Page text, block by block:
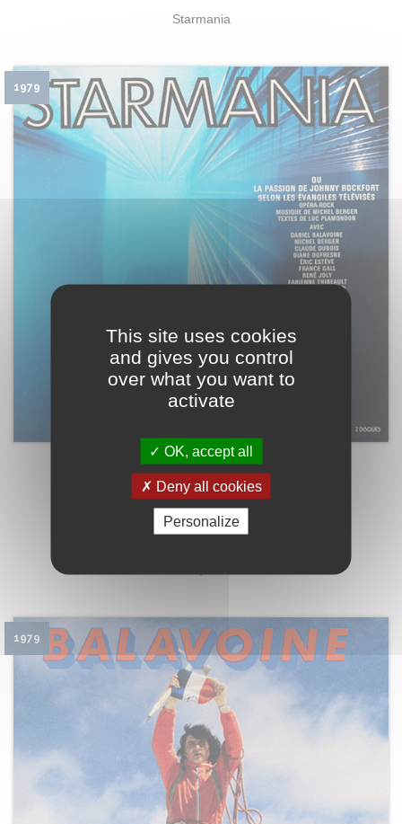
Starmania
1979
détail de l'album
Amazon iTunes
1979
This site uses cookies
and gives you control
over what you want to
activate
OK, accept all
Deny all cookies
Personalize